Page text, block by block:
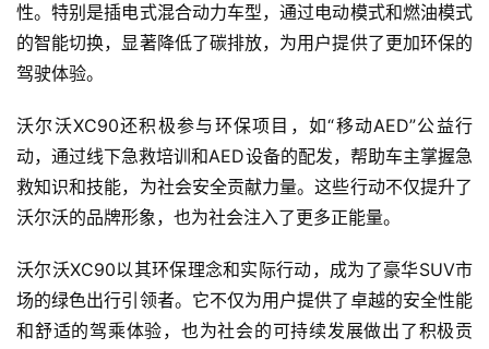
性。特别是插电式混合动力车型，通过电动模式和燃油模式
的智能切换，显著降低了碳排放，为用户提供了更加环保的
驾驶体验。
沃尔沃XC90还积极参与环保项目，如“移动AED”公益行
动，通过线下急救培训和AED设备的配发，帮助车主掌握急
救知识和技能，为社会安全贡献力量。这些行动不仅提升了
沃尔沃的品牌形象，也为社会注入了更多正能量。
沃尔沃XC90以其环保理念和实际行动，成为了豪华SUV市
场的绿色出行引领者。它不仅为用户提供了卓越的安全性能
和舒适的驾乘体验，也为社会的可持续发展做出了积极贡